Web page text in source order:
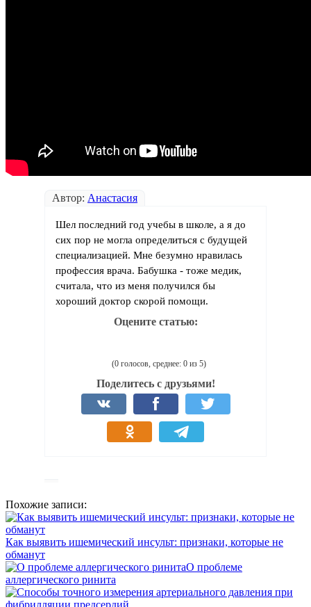
Автор: Анастасия
Шел последний год учебы в школе, а я до
сих пор не могла определиться с будущей
специализацией. Мне безумно нравилась
профессия врача. Бабушка - тоже медик,
считала, что из меня получился бы
хороший доктор скорой помощи.
Оцените статью:
(0 голосов, среднее: 0 из 5)
Поделитесь с друзьями!
Похожие записи:
Как выявить ишемический инсульт: признаки, которые не
обманут
О проблеме
аллергического ринита